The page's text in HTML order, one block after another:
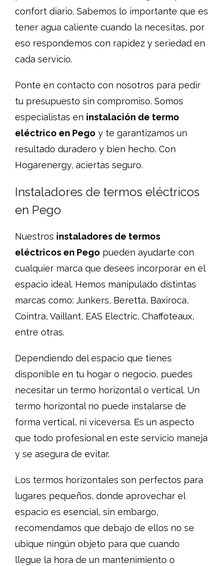
confort diario. Sabemos lo importante que es
tener agua caliente cuando la necesitas, por
eso respondemos con rapidez y seriedad en
cada servicio.
Ponte en contacto con nosotros para pedir
tu presupuesto sin compromiso. Somos
especialistas en instalación de termo
eléctrico en Pego y te garantizamos un
resultado duradero y bien hecho. Con
Hogarenergy, aciertas seguro.
Instaladores de termos eléctricos
en Pego
Nuestros instaladores de termos
eléctricos en Pego pueden ayudarte con
cualquier marca que desees incorporar en el
espacio ideal. Hemos manipulado distintas
marcas como: Junkers, Beretta, Baxiroca,
Cointra, Vaillant, EAS Electric, Chaffoteaux,
entre otras.
Dependiendo del espacio que tienes
disponible en tu hogar o negocio, puedes
necesitar un termo horizontal o vertical. Un
termo horizontal no puede instalarse de
forma vertical, ni viceversa. Es un aspecto
que todo profesional en este servicio maneja
y se asegura de evitar.
Los termos horizontales son perfectos para
lugares pequeños, donde aprovechar el
espacio es esencial, sin embargo,
recomendamos que debajo de ellos no se
ubique ningún objeto para que cuando
llegue la hora de un mantenimiento o